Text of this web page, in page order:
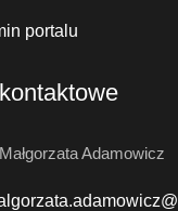
portalu
Adamowicz